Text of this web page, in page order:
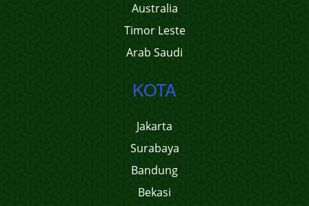
Australia
Timor Leste
Arab Saudi
KOTA
Jakarta
Surabaya
Bandung
Bekasi